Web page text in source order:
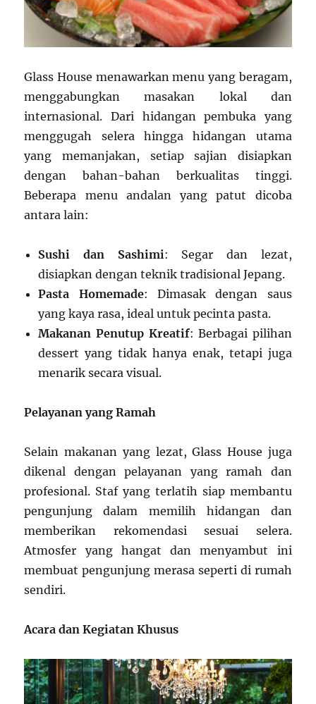
Glass House menawarkan menu yang beragam,
menggabungkan masakan lokal dan
internasional. Dari hidangan pembuka yang
menggugah selera hingga hidangan utama
yang memanjakan, setiap sajian disiapkan
dengan bahan-bahan berkualitas tinggi.
Beberapa menu andalan yang patut dicoba
antara lain:
Sushi dan Sashimi: Segar dan lezat,
disiapkan dengan teknik tradisional Jepang.
Pasta Homemade: Dimasak dengan saus
yang kaya rasa, ideal untuk pecinta pasta.
Makanan Penutup Kreatif: Berbagai pilihan
dessert yang tidak hanya enak, tetapi juga
menarik secara visual.
Pelayanan yang Ramah
Selain makanan yang lezat, Glass House juga
dikenal dengan pelayanan yang ramah dan
profesional. Staf yang terlatih siap membantu
pengunjung dalam memilih hidangan dan
memberikan rekomendasi sesuai selera.
Atmosfer yang hangat dan menyambut ini
membuat pengunjung merasa seperti di rumah
sendiri.
Acara dan Kegiatan Khusus